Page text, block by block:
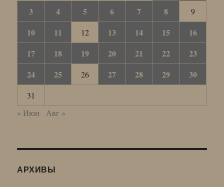
3
4 5 6 7 8 9
10 11 12 13 14 15
16
17
18 19 20 21 22
23
24
25 26 27 28 29 30
31
« Июн
Авг »
АРХИВЫ